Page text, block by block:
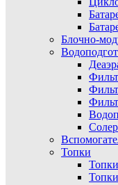
Блочно-
Топки